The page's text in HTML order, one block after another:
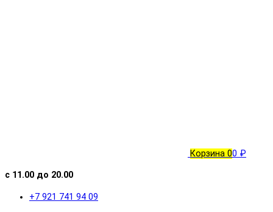
Корзина 00 ₽
с 11.00 до 20.00
+7 921 741 94 09